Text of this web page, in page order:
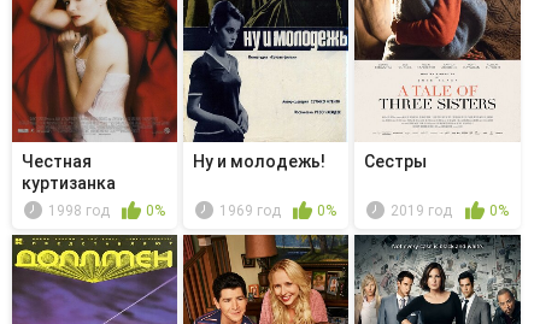
Честная
куртизанка
1998 год 0%
Ну и молодежь!
1969 год 0%
Сестры
2019 год 0%